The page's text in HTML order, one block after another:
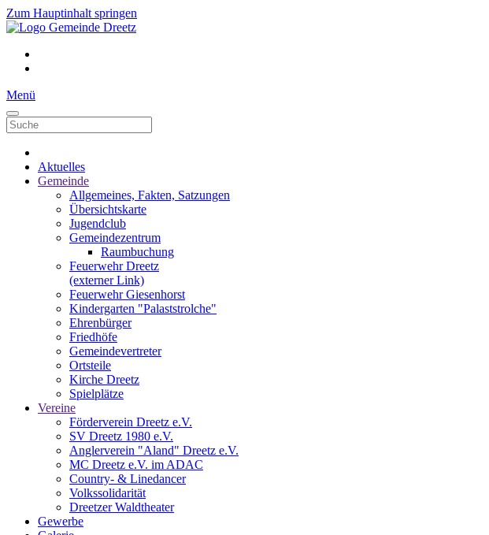
Zum Hauptinhalt springen
Menü
Aktuelles
Gemeinde
Allgemeines, Fakten, Satzungen
Übersichtskarte
Jugendclub
Gemeindezentrum
Raumbuchung
Feuerwehr Dreetz
(externer Link)
Feuerwehr Giesenhorst
Kindergarten "Palaststrolche"
Ehrenbürger
Friedhöfe
Gemeindevertreter
Ortsteile
Kirche Dreetz
Spielplätze
Vereine
Förderverein Dreetz e.V.
SV Dreetz 1980 e.V.
Anglerverein "Aland" Dreetz e.V.
MC Dreetz e.V. im ADAC
Country- & Linedancer
Volkssolidarität
Dreetzer Waldtheater
Gewerbe